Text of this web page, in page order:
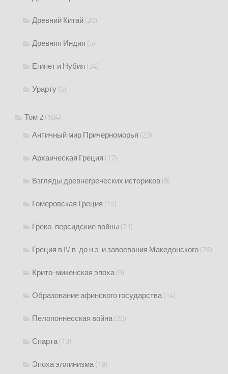
Древний Китай (20)
Древняя Индия (5)
Египет и Нубия (34)
Урарту (6)
Том 2 (184)
Античный мир Причерноморья (23)
Архаическая Греция (17)
Взгляды древнегреческих историков (8)
Гомеровская Греция (14)
Греко-персидские войны (21)
Греция в IV в. до н.э. и завоевания Македонского (26)
Крито-микенская эпоха(9)
Образование афинского государства(14)
Пелопоннесская война(20)
Спарта(13)
Эпоха эллинизма(19)